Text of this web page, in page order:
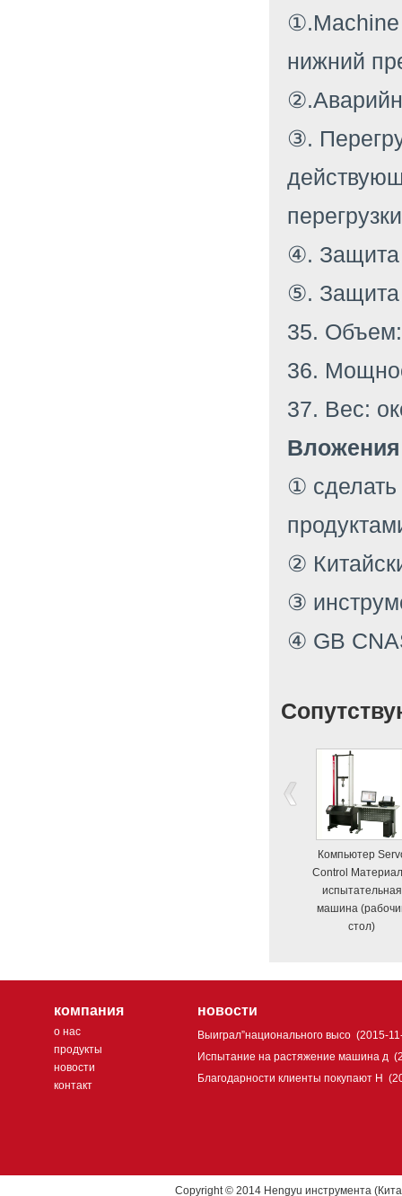
①.Machine
нижний
③.
перегрузки
④. Защита
⑤. Защита
35.
36.
37. Вес:
① сделать
②
③
④ GB
Компьютер
Control
испытательная
машина
стол)
компания
о нас
продукты
новости
контакт
новости
Выиграл”национального высо (2015-
Испытание на растяжение машина д
Благодарности клиенты покупают H
Copyright © 2014 Hengyu инструмента